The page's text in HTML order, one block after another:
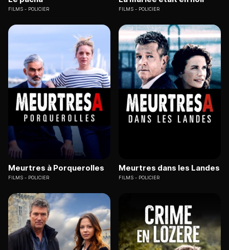
FILMS POLICIER FILMS POLICIER
Meurtres à Porquerolles
FILMS POLICIER
Meurtres dans les Landes
FILMS POLICIER